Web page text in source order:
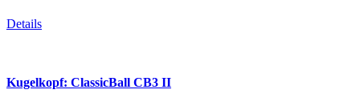
Details
Kugelkopf: ClassicBall CB3 II